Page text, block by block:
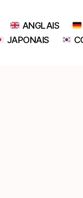
ANGLAIS
JAPONAIS